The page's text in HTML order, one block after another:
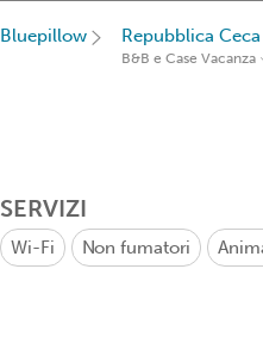
Bluepillow Repubblica Ceca
B&B e Case Vacanza
SERVIZI
Wi-Fi Non fumatori